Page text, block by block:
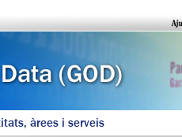
àrees i serveis